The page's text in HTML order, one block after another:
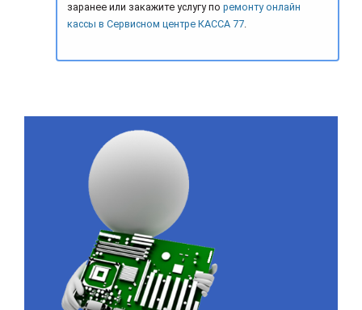
заранее или закажите услугу поремонту онлайн
кассы в Сервисном центре КАССА 77